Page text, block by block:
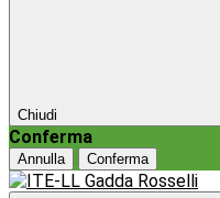
Chiudi
Conferma
Annulla Conferma